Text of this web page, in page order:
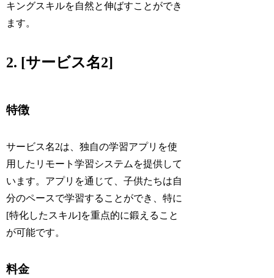
キングスキルを自然と伸ばすことができ
ます。
2. [サービス名2]
特徴
サービス名2は、独自の学習アプリを使
用したリモート学習システムを提供して
います。アプリを通じて、子供たちは自
分のペースで学習することができ、特に
[特化したスキル]を重点的に鍛えること
が可能です。
料金